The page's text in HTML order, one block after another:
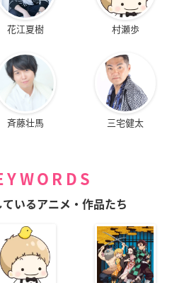
花江夏樹 村瀬歩
斉藤壮馬 三宅健太
いるアニメ・作品たち